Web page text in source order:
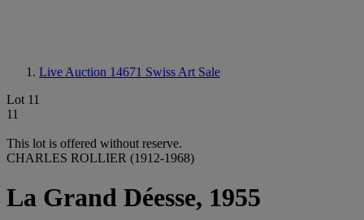
Live Auction 14671 Swiss Art Sale
Lot 11
11
This lot is offered without reserve.
CHARLES ROLLIER (1912-1968)
La Grand Déesse, 1955